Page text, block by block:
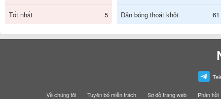
Tốt nhất 5 Dẫn bóng thoát khỏi 61
Về chúng tôi Tuyên bố miễn trách Sơ đồ trang web Phản hồi